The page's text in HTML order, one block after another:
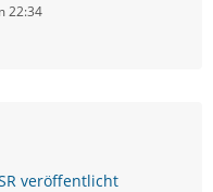
22:34
veröffentlicht